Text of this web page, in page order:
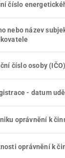
číslo
nebo název
číslo osoby (IČO)
- datum
oprávnění k
oprávnění k